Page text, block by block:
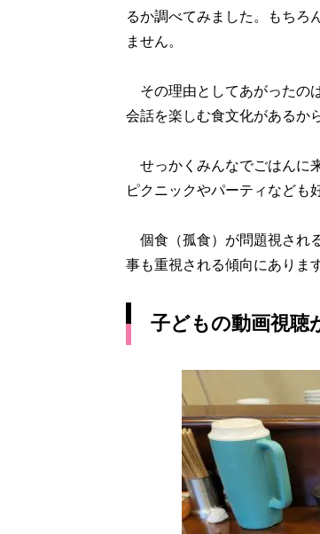
るか調べてみました。もちろ
ません。
その理由としてあがったの
会話を楽しむ食文化があるか
せっかくみんなでごはんに
ピクニックやパーティなども
個食（孤食）が問題視され
事も重視される傾向にあります
子どもの動画視聴